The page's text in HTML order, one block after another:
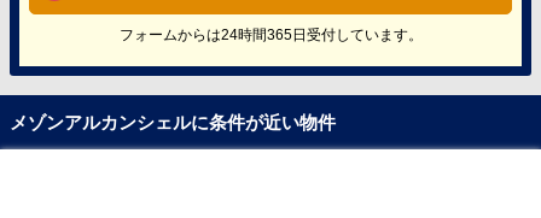
フォームからは24時間365日受付しています。
メゾンアルカンシェルに条件が近い物件